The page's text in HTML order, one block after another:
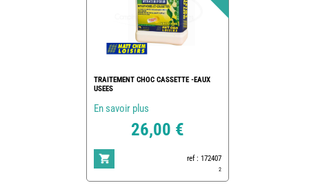
TRAITEMENT CHOC CASSETTE -EAUX
USEES
En savoir plus
26,00 €
ref : 172407
2